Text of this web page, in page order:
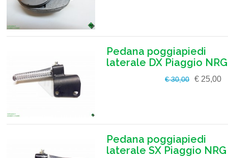
Pedana poggiapiedi
laterale DX Piaggio NRG
€ 30,00 € 25,00
Pedana poggiapiedi
laterale SX Piaggio NRG